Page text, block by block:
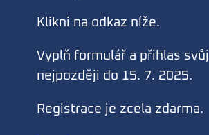
Klikni na odkaz níže.
Vyplň formulář a přihlas
nejpozději do 15. 7. 2025.
Registrace je zcela zdarma.